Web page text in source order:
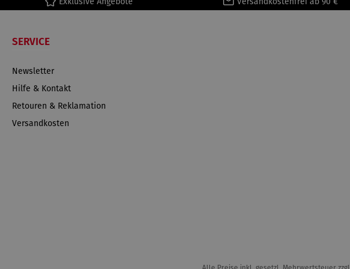
SERVICE
Newsletter
Hilfe & Kontakt
Retouren & Reklamation
Versandkosten